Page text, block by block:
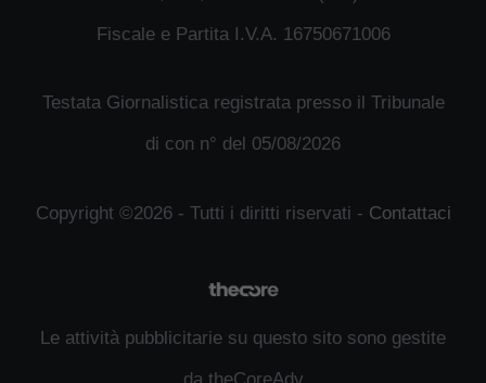
Fiscale e Partita I.V.A. 16750671006
Testata Giornalistica registrata presso il Tribunale
di con n° del 05/08/2026
Copyright ©2026 - Tutti i diritti riservati - Contattaci
Le attività pubblicitarie su questo sito sono gestite